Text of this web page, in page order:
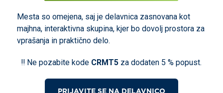
Mesta so omejena, saj je delavnica zasnovana kot
majhna, interaktivna skupina, kjer bo dovolj prostora za
vprašanja in praktično delo.
‼️ Ne pozabite kode CRMT5 za dodaten 5 % popust.
PRIJAVITE SE NA DELAVNICO